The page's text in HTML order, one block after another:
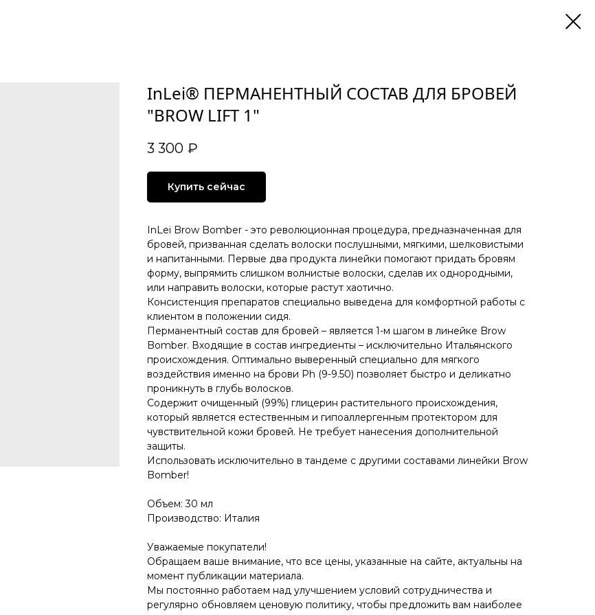
InLei® ПЕРМАНЕНТНЫЙ СОСТАВ ДЛЯ БРОВЕЙ
"BROW LIFT 1"
3 300 ₽
Купить сейчас
InLei Brow Bomber - это революционная процедура, предназначенная для
бровей, призванная сделать волоски послушными, мягкими, шелковистыми
и напитанными. Первые два продукта линейки помогают придать бровям
форму, выпрямить слишком волнистые волоски, сделав их однородными,
или направить волоски, которые растут хаотично.
Консистенция препаратов специально выведена для комфортной работы с
клиентом в положении сидя.
Перманентный состав для бровей – является 1-м шагом в линейке Brow
Bomber. Входящие в состав ингредиенты – исключительно Итальянского
происхождения. Оптимально выверенный специально для мягкого
воздействия именно на брови Ph (9-9.50) позволяет быстро и деликатно
проникнуть в глубь волосков.
Содержит очищенный (99%) глицерин растительного происхождения,
который является естественным и гипоаллергенным протектором для
чувствительной кожи бровей. Не требует нанесения дополнительной
защиты.
Использовать исключительно в тандеме с другими составами линейки Brow
Bomber!
Объем: 30 мл
Производство: Италия
Уважаемые покупатели!
Обращаем ваше внимание, что все цены, указанные на сайте, актуальны на
момент публикации материала.
Мы постоянно работаем над улучшением условий сотрудничества и
регулярно обновляем ценовую политику, чтобы предложить вам наиболее